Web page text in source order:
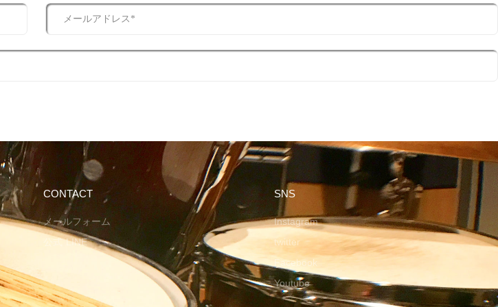
CONTACT
メールフォーム
公式 LINE
SNS
Instagram
twitter
Facebook
Youtube